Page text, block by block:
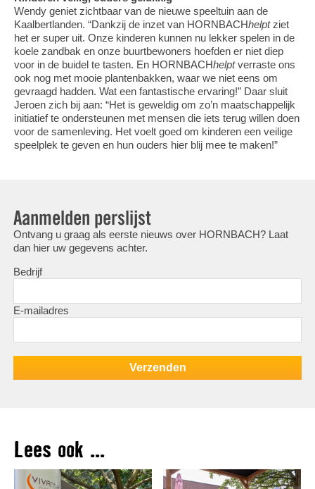
Wendy geniet zichtbaar van de nieuwe speeltuin aan de
Kaalbertlanden. “Dankzij de inzet van HORNBACHhelptziet
het er super uit. Onze kinderen kunnen nu lekker spelen in de
koele zandbak en onze buurtbewoners hoefden er niet diep
voor in de buidel te tasten. En HORNBACHhelptverraste ons
ook nog met mooie plantenbakken, waar we niet eens om
gevraagd hadden. Wat een fantastische ervaring!” Daar sluit
Jeroen zich bij aan: “Het is geweldig om zo’n maatschappelijk
initiatief te ondersteunen met mensen die iets terug willen doen
voor de samenleving. Het voelt goed om kinderen een veilige
speelplek te geven en hun ouders hier blij mee te maken!”
Aanmelden perslijst
Ontvang u graag als eerste nieuws over HORNBACH? Laat
dan hier uw gegevens achter.
Bedrijf
E-mailadres
Lees ook ...